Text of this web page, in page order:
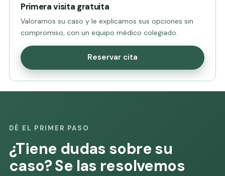
Primera visita gratuita
Valoramos su caso y le explicamos sus opciones sin
compromiso, con un equipo médico colegiado.
Reservar cita
DÉ EL PRIMER PASO
¿Tiene dudas sobre su
caso? Se las resolvemos